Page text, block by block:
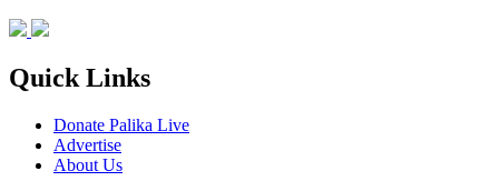
Quick Links
Donate Palika Live
Advertise
About Us